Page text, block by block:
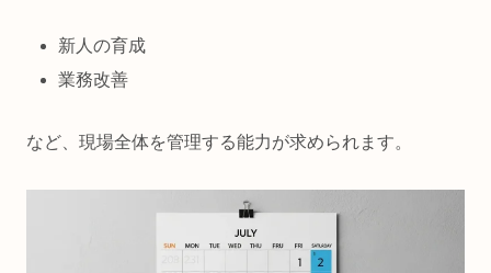
新人の育成
業務改善
など、現場全体を管理する能力が求められます。